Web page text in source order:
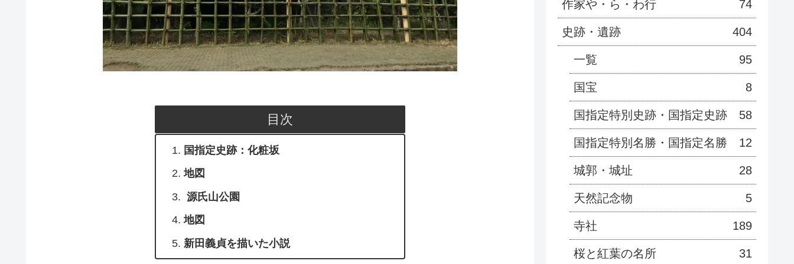
目次
国指定史跡：化粧坂
地図
源氏山公園
地図
新田義貞を描いた小説
作家や・ら・わ行 74
史跡・遺跡 404
一覧 95
国宝 8
国指定特別史跡・国指定史跡 58
国指定特別名勝・国指定名勝 12
城郭・城址 28
天然記念物 5
寺社 189
桜と紅葉の名所 31